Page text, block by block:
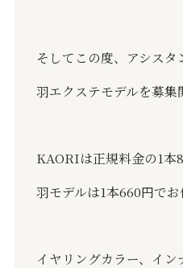
そしてこの度、アシスタ
羽エクステモデルを募集
KAORIは正規料金の1
羽モデルは1本660円でお
イヤリングカラー、イン